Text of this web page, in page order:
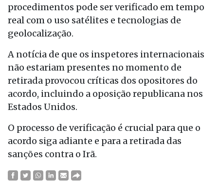
procedimentos pode ser verificado em tempo
real com o uso satélites e tecnologias de
geolocalização.
A notícia de que os inspetores internacionais
não estariam presentes no momento de
retirada provocou críticas dos opositores do
acordo, incluindo a oposição republicana nos
Estados Unidos.
O processo de verificação é crucial para que o
acordo siga adiante e para a retirada das
sanções contra o Irã.